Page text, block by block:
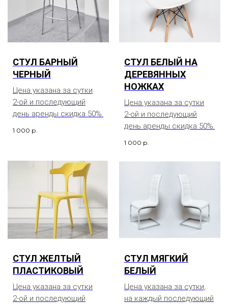
СТУЛ БАРНЫЙ
ЧЕРНЫЙ
Цена указана за сутки
2-ой и последующий
день аренды скидка 50%.
1 000 р.
СТУЛ БЕЛЫЙ НА
ДЕРЕВЯННЫХ
НОЖКАХ
Цена указана за сутки
2-ой и последующий
день аренды скидка 50%.
1 000 р.
СТУЛ ЖЕЛТЫЙ
ПЛАСТИКОВЫЙ
Цена указана за сутки
2-ой и последующий
СТУЛ МЯГКИЙ
БЕЛЫЙ
Цена указана за сутки,
на каждый последующий